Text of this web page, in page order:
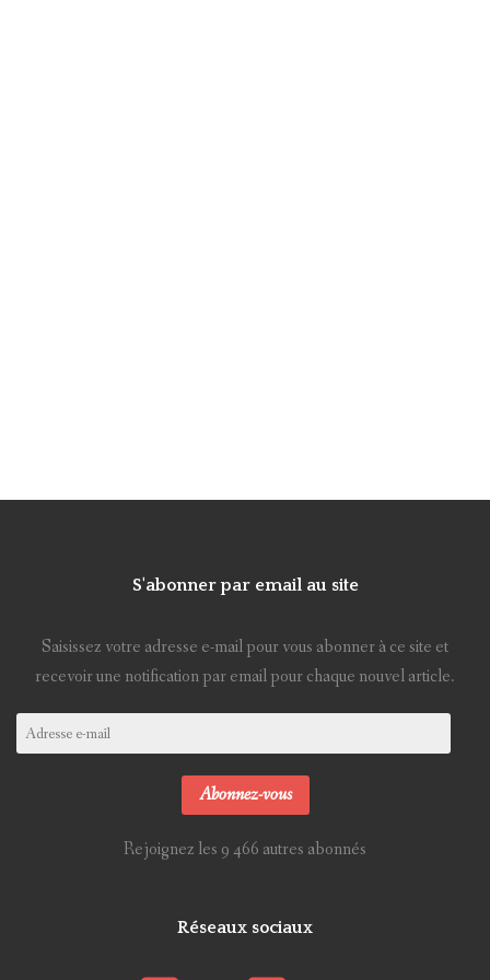
S'abonner par email au site
Saisissez votre adresse e-mail pour vous abonner à ce site et
recevoir une notification par email pour chaque nouvel article.
Adresse
Abonnez-vous
Rejoignez les 9 466 autres abonnés
Réseaux sociaux